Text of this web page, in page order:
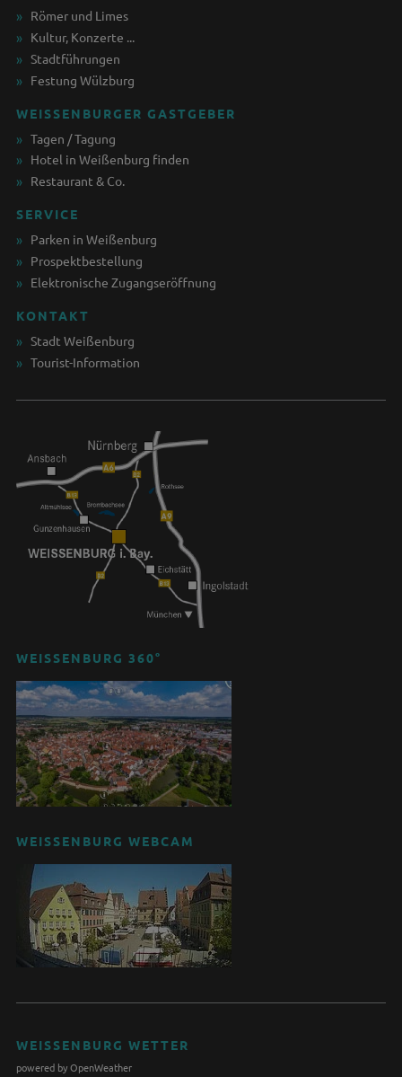
Römer und Limes
Kultur, Konzerte ...
Stadtführungen
Festung Wülzburg
WEISSENBURGER GASTGEBER
Tagen / Tagung
Hotel in Weißenburg finden
Restaurant & Co.
SERVICE
Parken in Weißenburg
Prospektbestellung
Elektronische Zugangseröffnung
KONTAKT
Stadt Weißenburg
Tourist-Information
WEISSENBURG 360°
WEISSENBURG WEBCAM
WEISSENBURG WETTER
powered by OpenWeather